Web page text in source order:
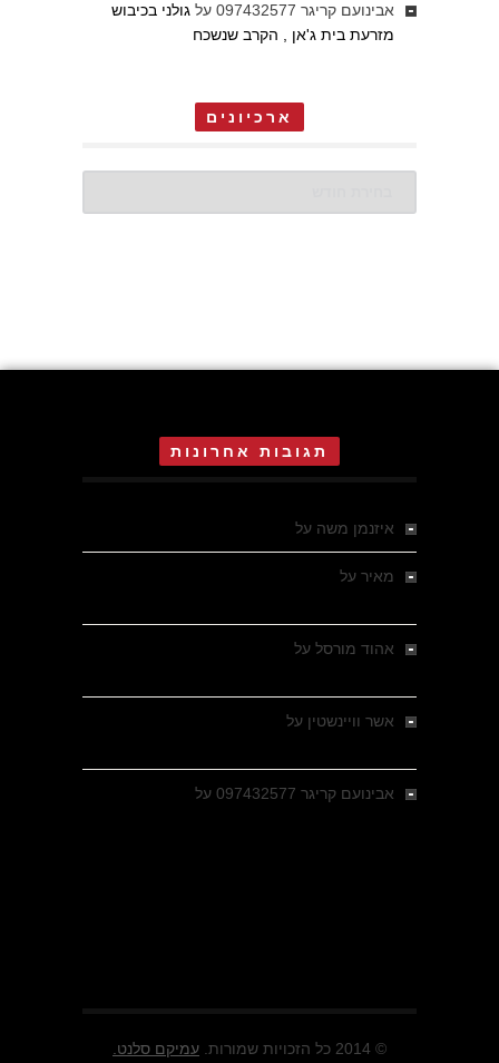
אבינועם קריגר 097432577 על גולני בכיבוש
מזרעת בית ג'אן , הקרב שנשכח
ארכיונים
תגובות אחרונות
איזנמן משה על
מאיר על
אהוד מורסל על
אשר וויינשטין על
אבינועם קריגר 097432577 על
© 2014 כל הזכויות שמורות. עמיקם סלנט.